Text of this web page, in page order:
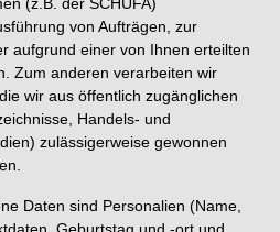
von Aufträgen, zur
aufgrund einer von Ihnen erteilten
Zum anderen verarbeiten wir
wir aus öffentlich zugänglichen
Handels- und
zulässigerweise gewonnen
Daten sind Personalien (Name,